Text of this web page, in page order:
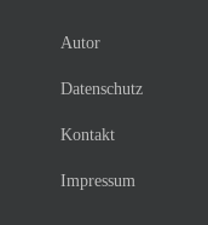
Autor
Datenschutz
Kontakt
Impressum